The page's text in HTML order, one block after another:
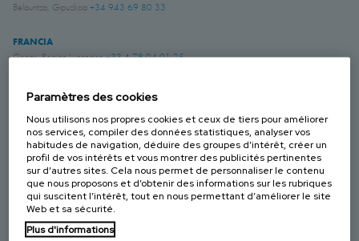
Belauntza, Gipuzkoa +34 943 69 80 33
FRANCIA
Genas, Region Lyonnaise+33 4 78 04 01 25
ALEMANIA
REINO UNIDO
Chichester, West Sussex+44 (0) 1243 810240
Eastwood, Nottingham+44 (0) 115 9324046
CANADÁ
Laval, Quebec+1 450 622 8775
Paramètres des cookies
Nous utilisons nos propres cookies et ceux de tiers pour améliorer
nos services, compiler des données statistiques, analyser vos
habitudes de navigation, déduire des groupes d’intérêt, créer un
profil de vos intérêts et vous montrer des publicités pertinentes
sur d’autres sites. Cela nous permet de personnaliser le contenu
que nous proposons et d’obtenir des informations sur les rubriques
qui suscitent l’intérêt, tout en nous permettant d’améliorer le site
Web et sa sécurité.
Plus d'informations